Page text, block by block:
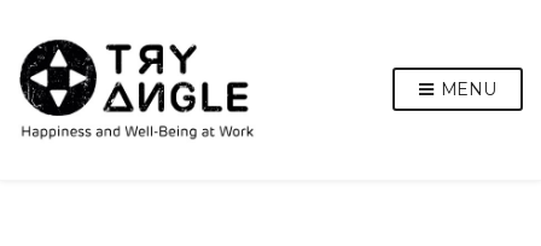
MENU